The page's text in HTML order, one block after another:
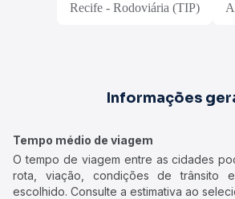
Recife - Rodoviária (TIP)
Informações
Tempo médio de viagem
O tempo de viagem entre as cidades
rota, viação, condições de trânsito
escolhido. Consulte a estimativa ao